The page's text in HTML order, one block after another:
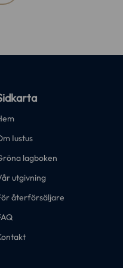
Iustus
lagboken
utgivning
återförsäljare